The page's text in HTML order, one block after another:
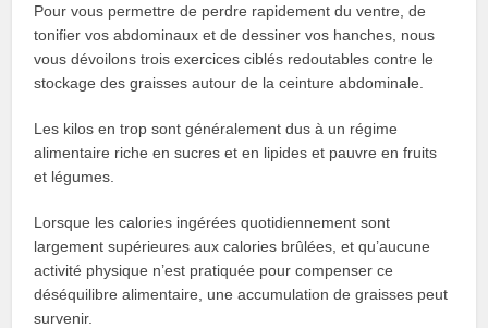
Pour vous permettre de perdre rapidement du ventre, de
tonifier vos abdominaux et de dessiner vos hanches, nous
vous dévoilons trois exercices ciblés redoutables contre le
stockage des graisses autour de la ceinture abdominale.
Les kilos en trop sont généralement dus à un régime
alimentaire riche en sucres et en lipides et pauvre en fruits
et légumes.
Lorsque les calories ingérées quotidiennement sont
largement supérieures aux calories brûlées, et qu’aucune
activité physique n’est pratiquée pour compenser ce
déséquilibre alimentaire, une accumulation de graisses peut
survenir.